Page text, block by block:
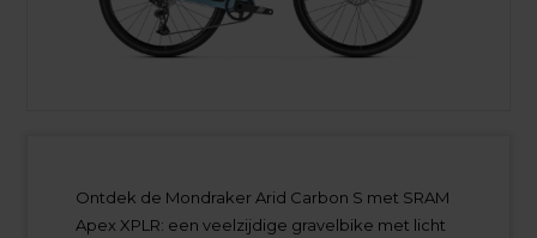
Ontdek de Mondraker Arid Carbon S met SRAM
Apex XPLR: een veelzijdige gravelbike met licht